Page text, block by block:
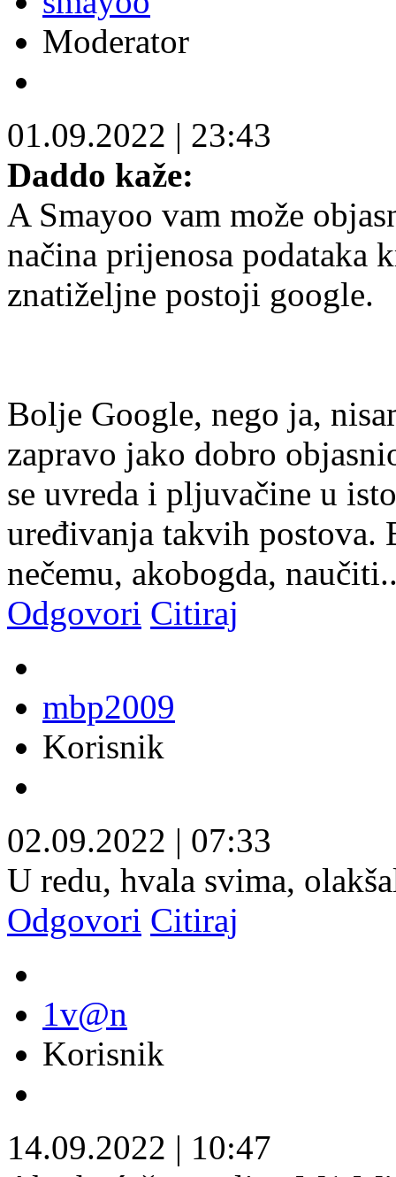
Moderator
01.09.2022 | 23:43
Daddo kaže:
A Smayoo vam može
načina prijenosa podataka
znatiželjne postoji google.
Bolje Google, nego ja,
zapravo jako dobro
se uvreda i pljuvačine u
uređivanja takvih postova.
nečemu, akobogda,
Odgovori Citiraj
mbp2009
Korisnik
02.09.2022 | 07:33
U redu, hvala svima,
Odgovori Citiraj
1v@n
Korisnik
14.09.2022 | 10:47